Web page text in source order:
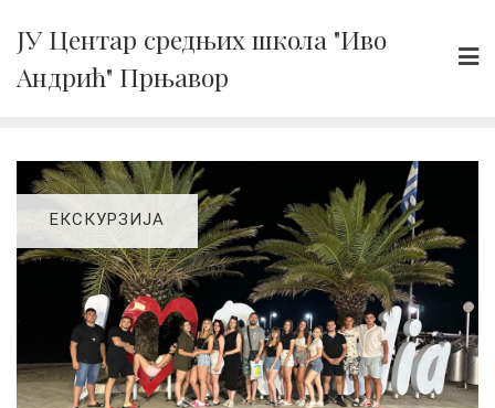
content
ЈУ Центар средњих школа "Иво
Андрић" Прњавор
ЕКСКУРЗИЈА